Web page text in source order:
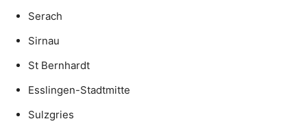
Serach
Sirnau
St Bernhardt
Esslingen-Stadtmitte
Sulzgries